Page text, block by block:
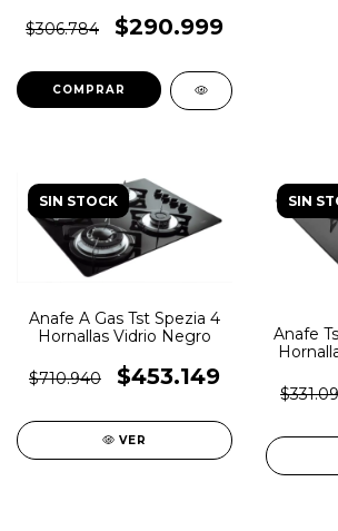
$306.784
$290.999
SIN STOCK
Anafe A Gas Tst Spezia 4
Hornallas Vidrio Negro
$710.940 $453.149
VER
SIN
Anafe